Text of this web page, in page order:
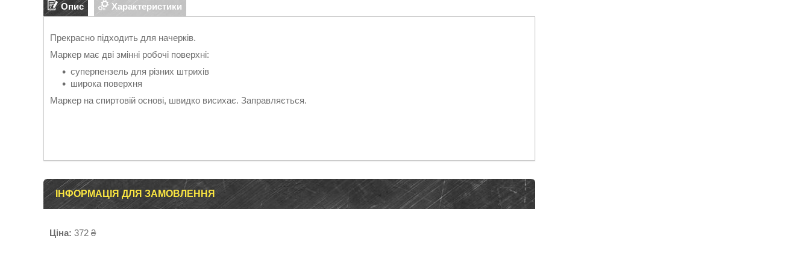
Опис Характеристики
Прекрасно підходить для начерків.
Маркер має дві змінні робочі поверхні:
суперпензель для різних штрихів
широка поверхня
Маркер на спиртовій основі, швидко висихає. Заправляється.
ІНФОРМАЦІЯ ДЛЯ ЗАМОВЛЕННЯ
Ціна: 372 ₴